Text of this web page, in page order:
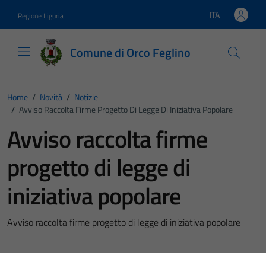
Regione Liguria Lingua attiva:
ITA
Comune di Orco Feglino
Home / Novità / Notizie
/ Avviso Raccolta Firme Progetto Di Legge Di Iniziativa Popolare
Avviso raccolta firme
progetto di legge di
iniziativa popolare
Avviso raccolta firme progetto di legge di iniziativa popolare